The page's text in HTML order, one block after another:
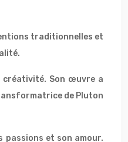
traditionnelles et
créativité. Son œuvre a
de Pluton
passions et son amour.